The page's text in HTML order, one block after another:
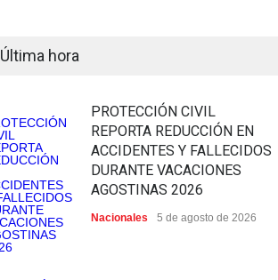
Última hora
PROTECCIÓN CIVIL
REPORTA REDUCCIÓN EN
ACCIDENTES Y FALLECIDOS
DURANTE VACACIONES
AGOSTINAS 2026
Nacionales 5 de agosto de 2026